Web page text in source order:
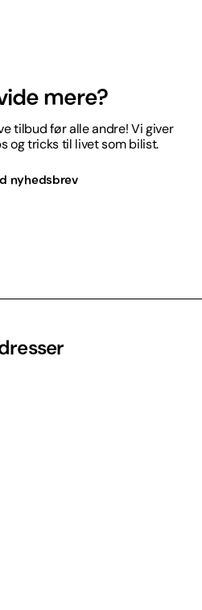
mere?
tilbud før alle andre! Vi giver
og tricks til livet som bilist.
nyhedsbrev